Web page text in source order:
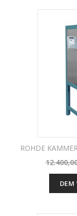
ROHDE
DEM